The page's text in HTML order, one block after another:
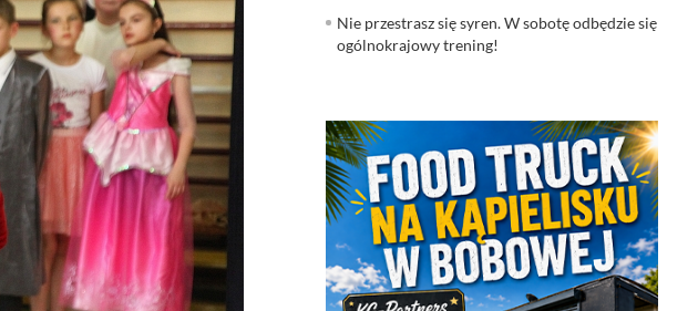
Nie przestrasz się syren. W sobotę odbędzie się
ogólnokrajowy trening!